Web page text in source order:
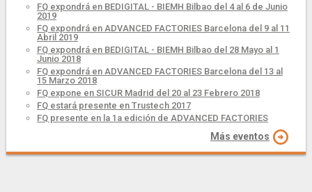
FQ expondrá en BEDIGITAL - BIEMH Bilbao del 4 al 6 de Junio
2019
FQ expondrá en ADVANCED FACTORIES Barcelona del 9 al 11
Abril 2019
FQ expondrá en BEDIGITAL - BIEMH Bilbao del 28 Mayo al 1
Junio 2018
FQ expondrá en ADVANCED FACTORIES Barcelona del 13 al
15 Marzo 2018
FQ expone en SICUR Madrid del 20 al 23 Febrero 2018
FQ estará presente en Trustech 2017
FQ presente en la 1a edición de ADVANCED FACTORIES
Más eventos